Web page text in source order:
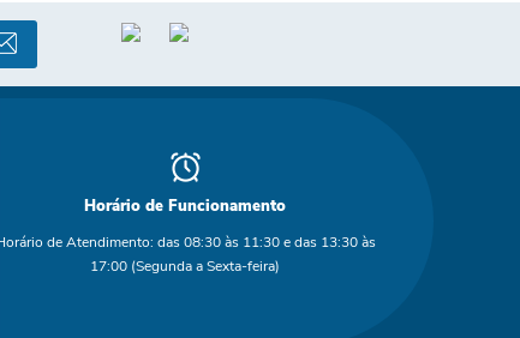
Horário de Funcionamento
de Atendimento: das 08:30 às 11:30 e das 13:30 às
17:00 (Segunda a Sexta-feira)